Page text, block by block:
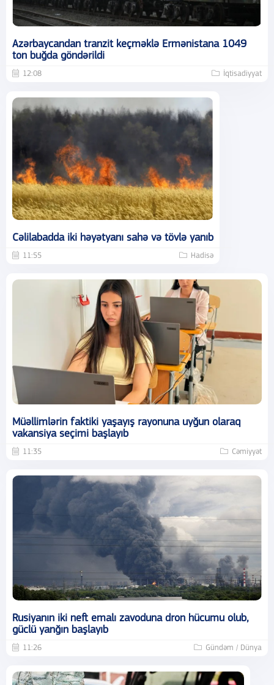
Azərbaycandan tranzit keçməklə Ermənistana 1049
ton buğda göndərildi
12:08 İqtisadiyyat
Cəlilabadda iki həyətyanı sahə və tövlə yanıb
11:55 Hadisə
Müəllimlərin faktiki yaşayış rayonuna uyğun olaraq
vakansiya seçimi başlayıb
11:35 Cəmiyyət
Rusiyanın iki neft emalı zavoduna dron hücumu olub,
güclü yanğın başlayıb
11:26 Gündəm / Dünya